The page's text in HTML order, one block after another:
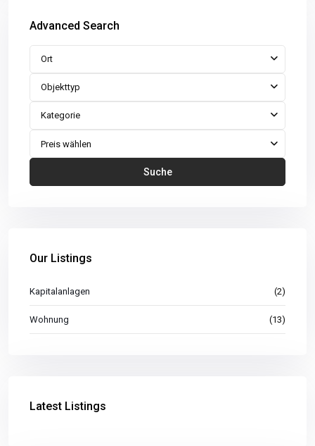
Advanced Search
Ort
Objekttyp
Kategorie
Preis wählen
Suche
Our Listings
Kapitalanlagen (2)
Wohnung (13)
Latest Listings